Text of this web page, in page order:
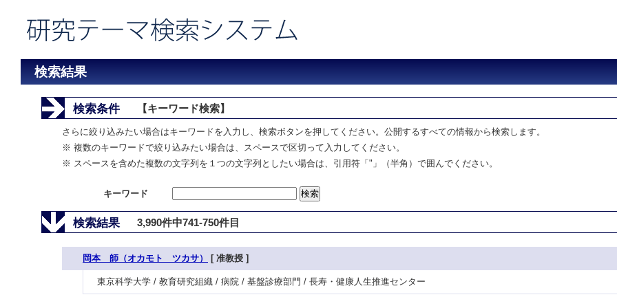
検索結果
検索条件 【キーワード検索】
さらに絞り込みたい場合はキーワードを入力し、検索ボタンを押してください。公開するすべての情報から検索します。
※ 複数のキーワードで絞り込みたい場合は、スペースで区切って入力してください。
※ スペースを含めた複数の文字列を１つの文字列としたい場合は、引用符「"」（半角）で囲んでください。
キーワード
検索結果 3,990件中741-750件目
岡本 師（オカモト ツカサ） [ 准教授 ]
東京科学大学 / 教育研究組織 / 病院 / 基盤診療部門 / 長寿・健康人生推進センター